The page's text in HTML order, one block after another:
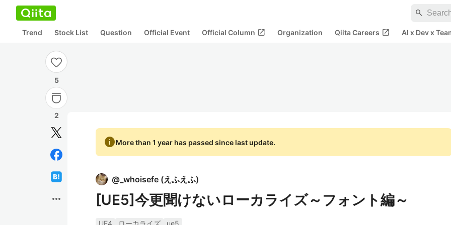
search
Trend Stock List Question Official Event Official Column open_in_new Organization Qiita Careers open_in_new AI x Dev x
5
2
more_horiz
infoMore than 1 year has passed since last update.
@ _whoisefe (えふえふ)
[UE5]今更聞けないローカライズ～フォント編～
UE4 ローカライズ
ue5